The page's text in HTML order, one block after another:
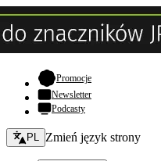
Promocje- otwiera się w
Newsletter
Podcasty
Zmień język - bieżący:
PL Zmień język strony